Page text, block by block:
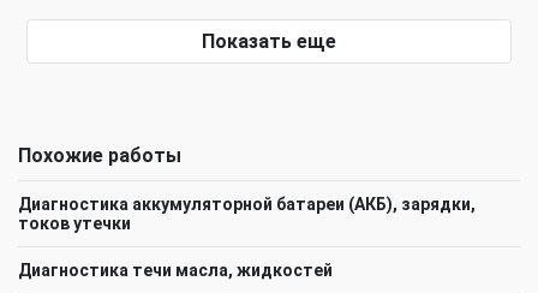
Показать еще
Похожие работы
Диагностика аккумуляторной батареи (АКБ), зарядки,
токов утечки
Диагностика течи масла, жидкостей